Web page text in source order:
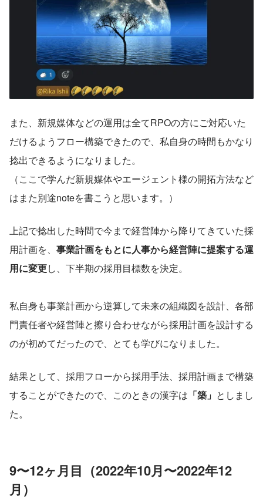
また、新規媒体などの運用は全てRPOの方にご対応いた
だけるようフロー構築できたので、私自身の時間もかなり
捻出できるようになりました。
（ここで学んだ新規媒体やエージェント様の開拓方法など
はまた別途noteを書こうと思います。）
上記で捻出した時間で今まで経営陣から降りてきていた採
用計画を、 事業計画をもとに人事から経営陣に提案する運
用に変更し、下半期の採用目標数を決定。
私自身も事業計画から逆算して未来の組織図を設計、各部
門責任者や経営陣と擦り合わせながら採用計画を設計する
のが初めてだったので、とても学びになりました。
結果として、採用フローから採用手法、採用計画まで構築
することができたので、このときの漢字は 「築」 としまし
た。
9〜12ヶ月目（2022年10月〜2022年12
月）